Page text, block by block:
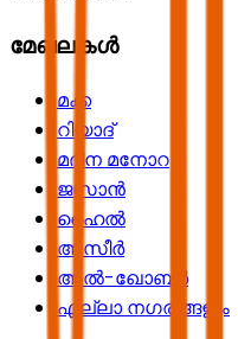
മേഖലകൾ
മക്ക
റിയാദ്
മദീന മനോറ
ജസാൻ
ഹൈൽ
അസീർ
അൽ-ഖോബർ
എല്ലാ നഗരങ്ങളും